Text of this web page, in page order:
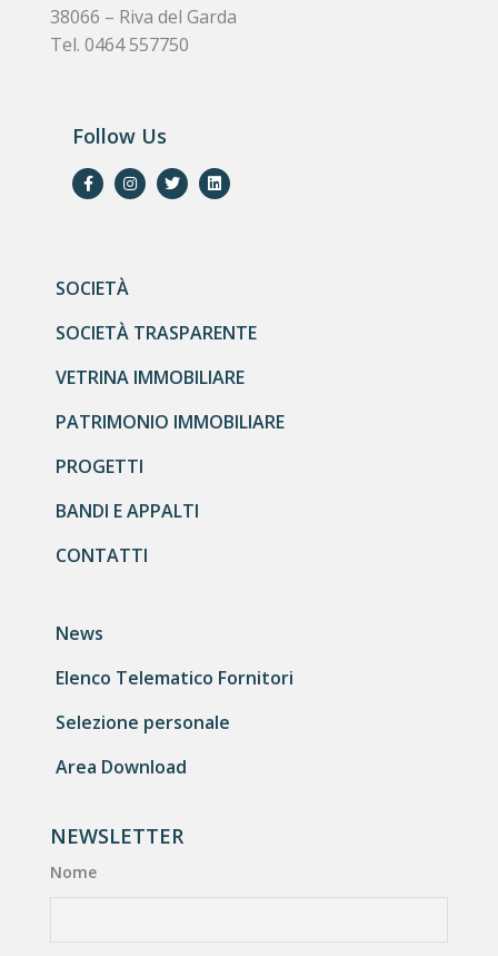
38066 – Riva del Garda
Tel. 0464 557750
Follow Us
SOCIETÀ
SOCIETÀ TRASPARENTE
VETRINA IMMOBILIARE
PATRIMONIO IMMOBILIARE
PROGETTI
BANDI E APPALTI
CONTATTI
News
Elenco Telematico Fornitori
Selezione personale
Area Download
NEWSLETTER
Nome